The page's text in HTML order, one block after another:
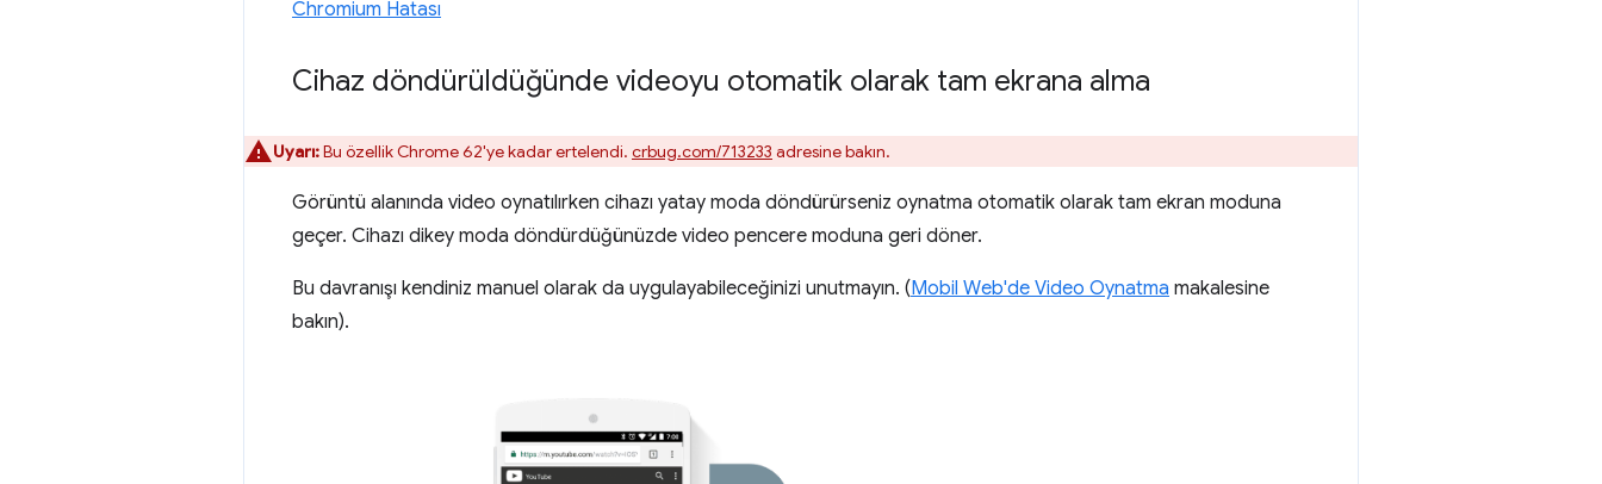
Chromium Hatası
Cihaz döndürüldüğünde videoyu otomatik olarak tam ekrana alma
Uyarı:Bu özellik Chrome 62'ye kadar ertelendi. crbug.com/713233 adresine bakın.
Görüntü alanında video oynatılırken cihazı yatay moda döndürürseniz oynatma otomatik olarak tam ekran moduna
geçer. Cihazı dikey moda döndürdüğünüzde video pencere moduna geri döner.
Bu davranışı kendiniz manuel olarak da uygulayabileceğinizi unutmayın. (Mobil Web'de Video Oynatma makalesine
bakın).